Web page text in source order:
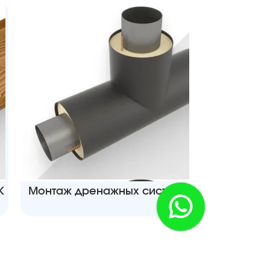
Монтаж дренажных систем